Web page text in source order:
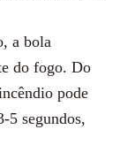
a bola
do fogo. Do
pode
5 segundos,